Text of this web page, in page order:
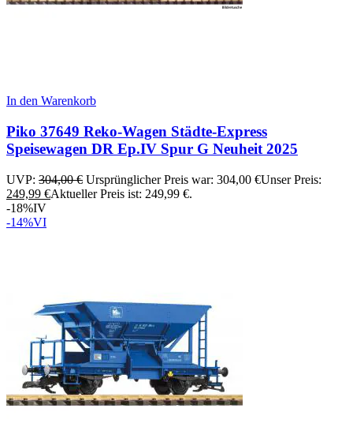
In den Warenkorb
Piko 37649 Reko-Wagen Städte-Express
Speisewagen DR Ep.IV Spur G Neuheit 2025
UVP: 304,00€ Ursprünglicher Preis war: 304,00 €Unser Preis:
249,99 €Aktueller Preis ist: 249,99 €.
-18%IV
-14%VI